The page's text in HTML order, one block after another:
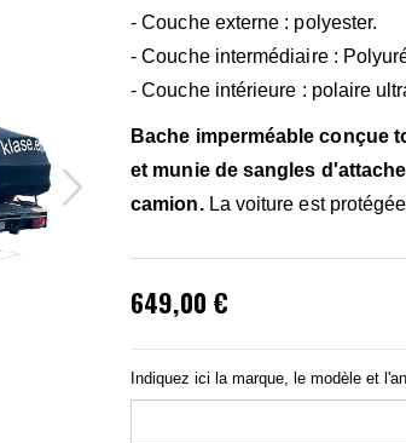
- Couche externe : polyester.
- Couche intermédiaire :
- Couche intérieure : polaire
Bache imperméable conçue
et munie de sangles
camion.La voiture est
649,00 €
Indiquez ici la marque, le modèle et